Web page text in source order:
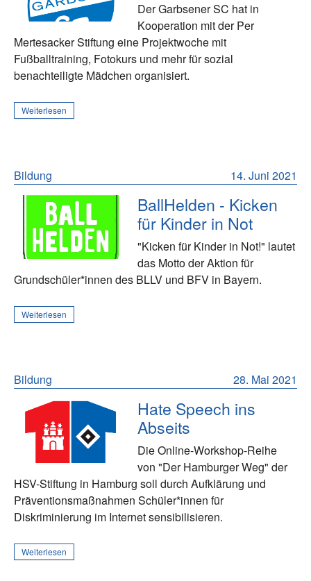
Der Garbsener SC hat in
Kooperation mit der Per
Mertesacker Stiftung eine Projektwoche mit
Fußballtraining, Fotokurs und mehr für sozial
benachteiligte Mädchen organisiert.
Weiterlesen
14. Juni 2021
Bildung
BallHelden - Kicken
für Kinder in Not
"Kicken für Kinder in Not!" lautet
das Motto der Aktion für
Grundschüler*innen des BLLV und BFV in Bayern.
Weiterlesen
28. Mai 2021
Bildung
Hate Speech ins
Abseits
Die Online-Workshop-Reihe
von "Der Hamburger Weg" der
HSV-Stiftung in Hamburg soll durch Aufklärung und
Präventionsmaßnahmen Schüler*innen für
Diskriminierung im Internet sensibilisieren.
Weiterlesen